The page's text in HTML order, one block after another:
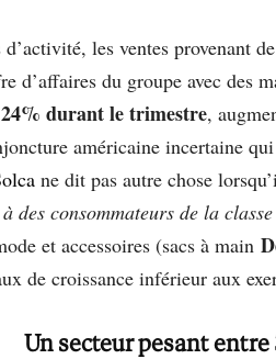
d’activité, les ventes
d’affaires du groupe avec des
24% durant le trimestre,
américaine incertaine
ne dit pas autre chose
à des consommateurs de la
et accessoires (sacs à main
de croissance inférieur aux
Un secteur pesant entre